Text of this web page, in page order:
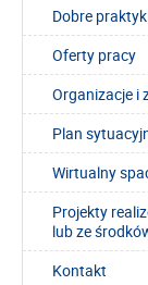
Dobre
Oferty pracy
Organizacje i
Plan
Wirtualny
Projekty
lub ze
Kontakt